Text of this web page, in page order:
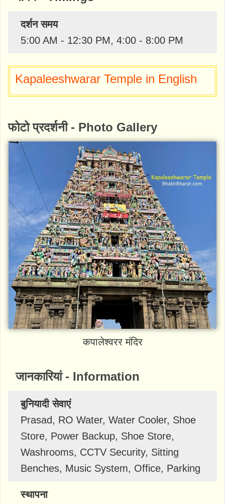
दर्शन समय
5:00 AM - 12:30 PM, 4:00 - 8:00 PM
Kapaleeshwarar Temple in English
फोटो प्रदर्शनी - Photo Gallery
कपालेश्वरर मंदिर
जानकारियां - Information
बुनियादी सेवाएं
Prasad, RO Water, Water Cooler, Shoe
Store, Power Backup, Shoe Store,
Washrooms, CCTV Security, Sitting
Benches, Music System, Office, Parking
स्थापना